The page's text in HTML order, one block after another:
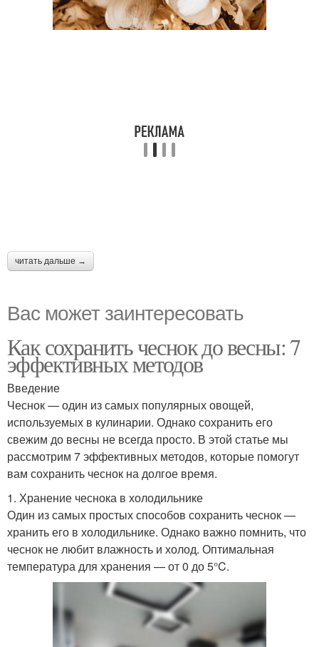
читать дальше →
Вас может заинтересовать
Как сохранить чеснок до весны: 7
эффективных методов
Введение
Чеснок — один из самых популярных овощей,
используемых в кулинарии. Однако сохранить его
свежим до весны не всегда просто. В этой статье мы
рассмотрим 7 эффективных методов, которые помогут
вам сохранить чеснок на долгое время.
1. Хранение чеснока в холодильнике
Один из самых простых способов сохранить чеснок —
хранить его в холодильнике. Однако важно помнить, что
чеснок не любит влажность и холод. Оптимальная
температура для хранения — от 0 до 5°C.